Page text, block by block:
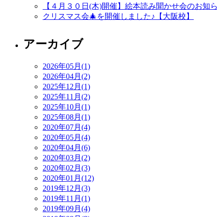
【４月３０日(木)開催】絵本読み聞かせ会のお知
クリスマス会🎄を開催しました♪【大阪校】
アーカイブ
2026年05月(1)
2026年04月(2)
2025年12月(1)
2025年11月(2)
2025年10月(1)
2025年08月(1)
2020年07月(4)
2020年05月(4)
2020年04月(6)
2020年03月(2)
2020年02月(3)
2020年01月(12)
2019年12月(3)
2019年11月(1)
2019年09月(4)